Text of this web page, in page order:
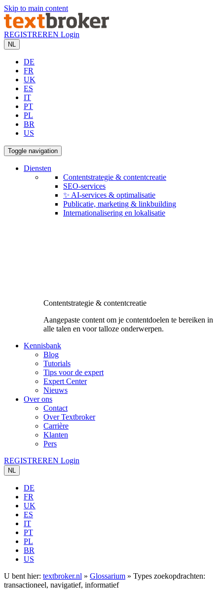
Skip to main content
REGISTREREN Login
NL
DE
FR
UK
ES
IT
PT
PL
BR
US
Toggle navigation
Diensten
Contentstrategie & contentcreatie
SEO-services
✨ AI-services & optimalisatie
Publicatie, marketing & linkbuilding
Internationalisering en lokalisatie
Contentstrategie & contentcreatie
Aangepaste content om je contentdoelen te bereiken in
alle talen en voor talloze onderwerpen.
Kennisbank
Blog
Tutorials
Tips voor de expert
Expert Center
Nieuws
Over ons
Contact
Over Textbroker
Carrière
Klanten
Pers
REGISTREREN Login
NL
DE
FR
UK
ES
IT
PT
PL
BR
US
U bent hier: textbroker.nl » Glossarium » Types zoekopdrachten:
transactioneel, navigatief, informatief